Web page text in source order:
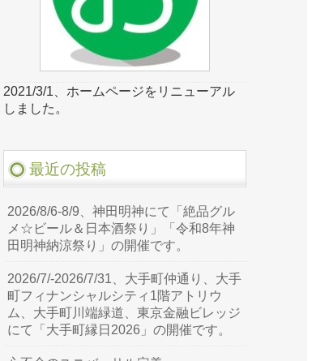
2021/3/1、ホームページをリニューアル
しました。
最近の投稿
2026/8/6-8/9、神田明神にて「絶品グル
メ☆ビール＆日本酒祭り」「令和8年神
田明神納涼祭り」の開催です。
2026/7/-2026/7/31、大手町仲通り、大手
町フィナンシャルシティ1階アトリウ
ム、大手町川端緑道、東京金融ビレッジ
にて「大手町縁日2026」の開催です。